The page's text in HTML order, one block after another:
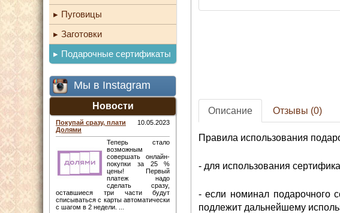
Пуговицы
Заготовки
Подарочные сертификаты
Мы в Instagram
Новости
Покупай сразу, плати
Долями
10.05.2023
Теперь стало
возможным
совершать онлайн-
покупки за 25 %
цены! Первый
платеж надо
сделать сразу,
оставшиеся три части будут
списываться с карты автоматически
с шагом в 2 недели. ...
Описание Отзывы (0)
Правила использования
- для использования
- если номинал подарочного
подлежит дальнейшему